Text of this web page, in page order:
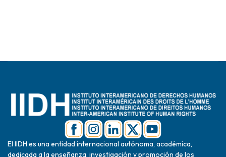
El IIDH es una entidad internacional autónoma, académica,
dedicada a la enseñanza, investigación y promoción de los